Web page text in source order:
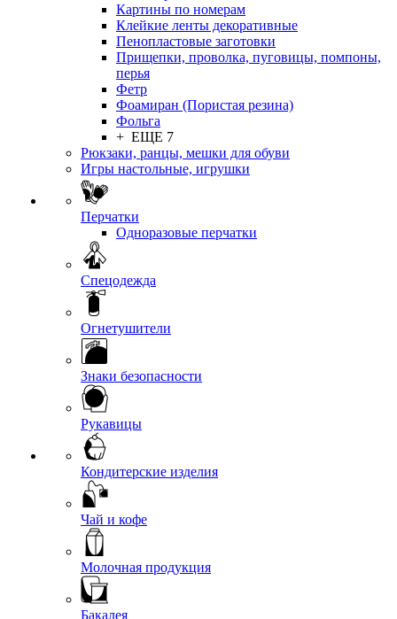
Картины по номерам
Клейкие ленты декоративные
Пенопластовые заготовки
Прищепки, проволка, пуговицы, помпоны,
перья
Фетр
Фоамиран (Пористая резина)
Фольга
+ ЕЩЕ 7
Рюкзаки, ранцы, мешки для обуви
Игры настольные, игрушки
Перчатки
Одноразовые перчатки
Спецодежда
Огнетушители
Знаки безопасности
Рукавицы
Кондитерские изделия
Чай и кофе
Молочная продукция
Бакалея